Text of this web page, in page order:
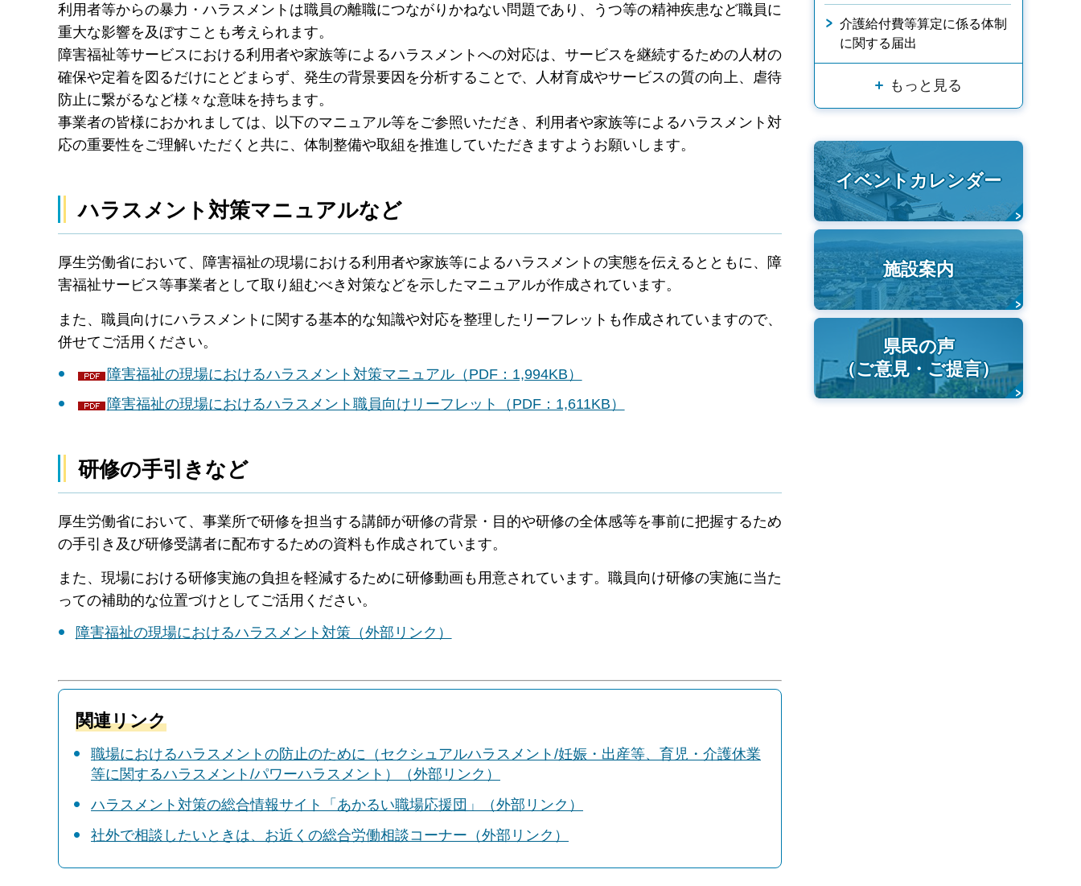
利用者等からの暴力・ハラスメントは職員の離職につながりかねない問題であり、うつ等の精神疾患など職員に
重大な影響を及ぼすことも考えられます。
障害福祉等サービスにおける利用者や家族等によるハラスメントへの対応は、サービスを継続するための人材の
確保や定着を図るだけにとどまらず、発生の背景要因を分析することで、人材育成やサービスの質の向上、虐待
防止に繋がるなど様々な意味を持ちます。
事業者の皆様におかれましては、以下のマニュアル等をご参照いただき、利用者や家族等によるハラスメント対
応の重要性をご理解いただくと共に、体制整備や取組を推進していただきますようお願いします。
ハラスメント対策マニュアルなど
厚生労働省において、障害福祉の現場における利用者や家族等によるハラスメントの実態を伝えるとともに、障
害福祉サービス等事業者として取り組むべき対策などを示したマニュアルが作成されています。
また、職員向けにハラスメントに関する基本的な知識や対応を整理したリーフレットも作成されていますので、
併せてご活用ください。
障害福祉の現場におけるハラスメント対策マニュアル（PDF：1,994KB）
障害福祉の現場におけるハラスメント職員向けリーフレット（PDF：1,611KB）
研修の手引きなど
厚生労働省において、事業所で研修を担当する講師が研修の背景・目的や研修の全体感等を事前に把握するため
の手引き及び研修受講者に配布するための資料も作成されています。
また、現場における研修実施の負担を軽減するために研修動画も用意されています。職員向け研修の実施に当た
っての補助的な位置づけとしてご活用ください。
障害福祉の現場におけるハラスメント対策（外部リンク）
関連リンク
職場におけるハラスメントの防止のために（セクシュアルハラスメント/妊娠・出産等、育児・介護休業
等に関するハラスメント/パワーハラスメント）（外部リンク）
ハラスメント対策の総合情報サイト「あかるい職場応援団」（外部リンク）
社外で相談したいときは、お近くの総合労働相談コーナー（外部リンク）
介護給付費等算定に係る体制
に関する届出
もっと見る
イベントカレンダー
施設案内
県民の声
（ご意見・ご提言）